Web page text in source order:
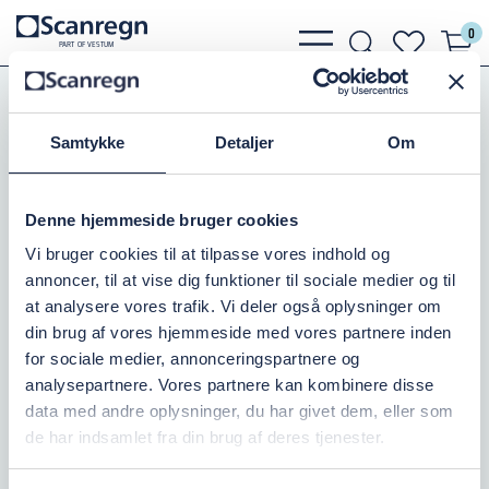
Samtykke Detaljer Om
Denne hjemmeside bruger cookies
Vi bruger cookies til at tilpasse vores indhold og
annoncer, til at vise dig funktioner til sociale medier og til
at analysere vores trafik. Vi deler også oplysninger om
din brug af vores hjemmeside med vores partnere inden
for sociale medier, annonceringspartnere og
analysepartnere. Vores partnere kan kombinere disse
data med andre oplysninger, du har givet dem, eller som
de har indsamlet fra din brug af deres tjenester.
PARTOF VESTUM
bars
light
search
light
heart 0
Slanger, Spændebånd
Slangebånd
PARI BÅND 145-155MM
Varenr.:
På lager: 10
74,06 DKKinkl. moms
Læg i kurv